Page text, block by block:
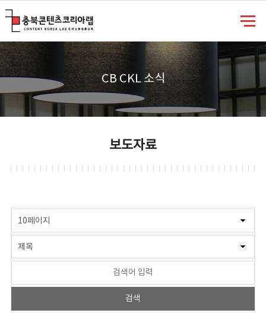
CB CKL 소식
보도자료